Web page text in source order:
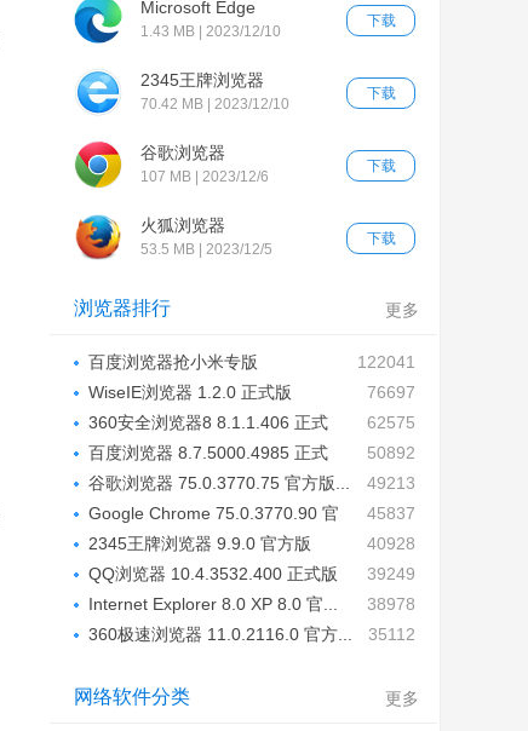
下载
Microsoft Edge
1.43 MB | 2023/12/10
下载
2345王牌浏览器
70.42 MB | 2023/12/10
下载
谷歌浏览器
107 MB | 2023/12/6
下载
火狐浏览器
53.5 MB | 2023/12/5
更多
浏览器排行
122041
百度浏览器抢小米专版
7.4.100.1...
76697
WiseIE浏览器 1.2.0 正式版
62575
360安全浏览器8 8.1.1.406 正式
稳...
50892
百度浏览器 8.7.5000.4985 正式
版...
49213
谷歌浏览器 75.0.3770.75 官方版...
45837
Google Chrome 75.0.3770.90 官
方...
40928
2345王牌浏览器 9.9.0 官方版
39249
QQ浏览器 10.4.3532.400 正式版
38978
Internet Explorer 8.0 XP 8.0 官...
35112
360极速浏览器 11.0.2116.0 官方...
更多
网络软件分类